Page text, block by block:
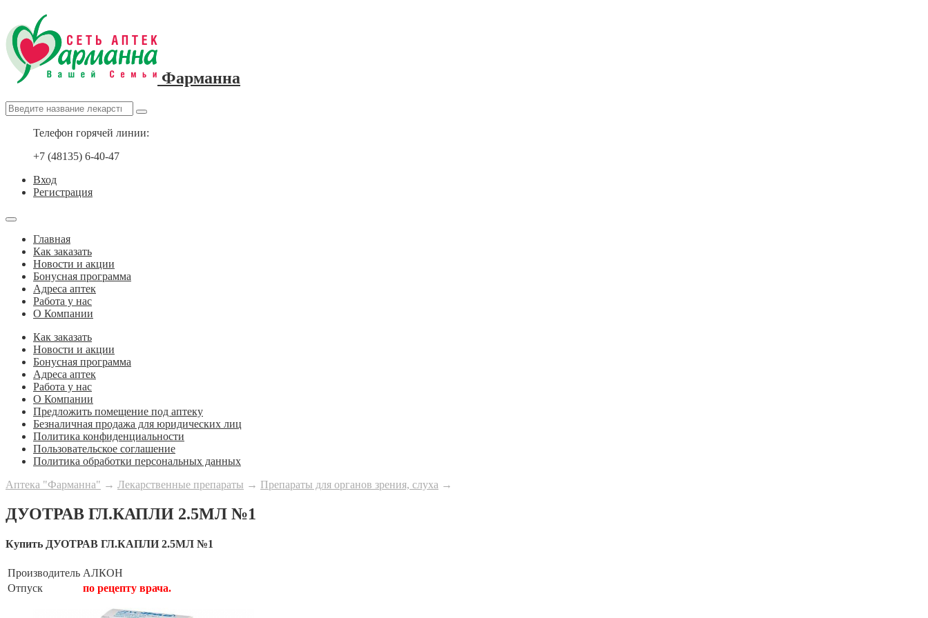
Фарманна
Телефон горячей линии:
+7 (48135) 6-40-47
Вход
Регистрация
Главная
Как заказать
Новости и акции
Бонусная программа
Адреса аптек
Работа у нас
О Компании
Как заказать
Новости и акции
Бонусная программа
Адреса аптек
Работа у нас
О Компании
Предложить помещение под аптеку
Безналичная продажа для юридических лиц
Политика конфиденциальности
Пользовательское соглашение
Политика обработки персональных данных
Аптека "Фарманна" → Лекарственные препараты → Препараты для органов зрения, слуха →
ДУОТРАВ ГЛ.КАПЛИ 2.5МЛ №1
Купить ДУОТРАВ ГЛ.КАПЛИ 2.5МЛ №1
Производитель АЛКОН
Отпуск
по рецепту врача.